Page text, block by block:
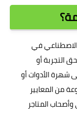
الاصطناعي في
التجربة أو
شهرة الأدوات أو
من المعايير
المتاجر